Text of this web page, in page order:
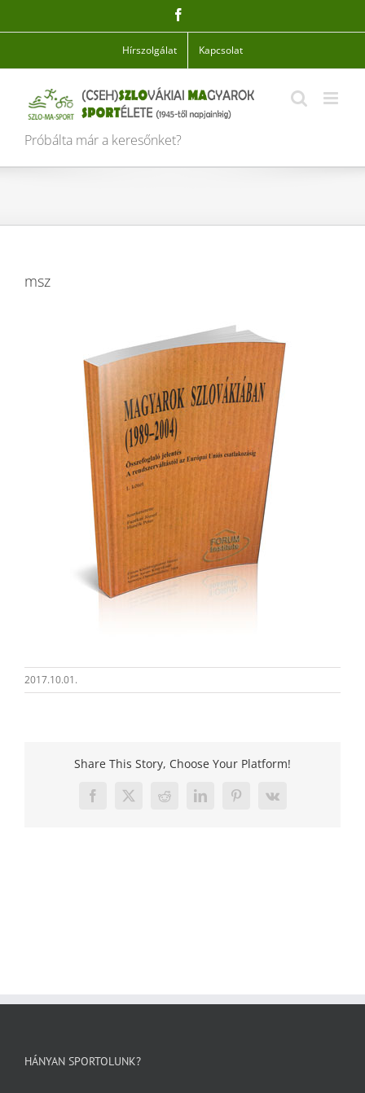
Hírszolgálat Kapcsolat
Próbálta már a keresőnket?
msz
2017.10.01.
Share This Story, Choose Your Platform!
Facebook
X RedditLinkedInPinterest
Vk
HÁNYAN SPORTOLUNK?